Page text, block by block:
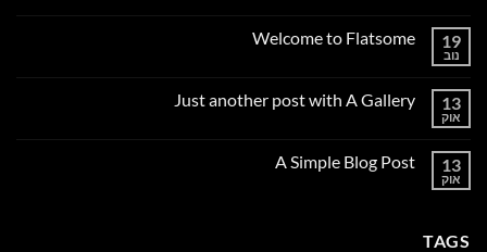
19
נוב
Welcome to Flatsome
Welcome
13
אוק
Just another post with A Gallery
Just
13
אוק
A Simple Blog Post
TAGS